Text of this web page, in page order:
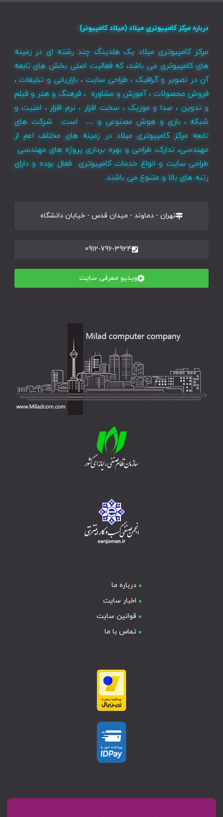
درباره مرکز کامپیوتری میلاد (میلاد کامپیوتر)
مرکز کامپیوتری میلاد یک هلدینگ چند رشته ای در زمینه
های کامپیوتری می باشد، که فعالیت اصلی بخش های تابعه
آن در تصویر و گرافیک ، طراحی سایت ، بازاریابی و تبلیغات ،
فروش محصولات ، آموزش و مشاوره ، فرهنگ و هنر و فیلم
و تدوین ، صدا و موزیک ، سخت افزار ، نرم افزار ، امنیت و
شبکه ، بازی و هوش مصنوعی و … است. شرکت های
تابعه مرکز کامپیوتری میلاد در زمینه های مختلف اعم از
مهندسی، تدارک، طراحی و بهره برداری پروژه های مهندسی
طراحی سایت و انواع خدمات کامپیوتری فعال بوده و دارای
رتبه های بالا و متنوع می باشند.
تهران - دماوند - میدان قدس - خیابان دانشگاه
0912-796-3924
ویدیو معرفی سایت
درباره ما
اخبار سایت
قوانین سایت
تماس با ما